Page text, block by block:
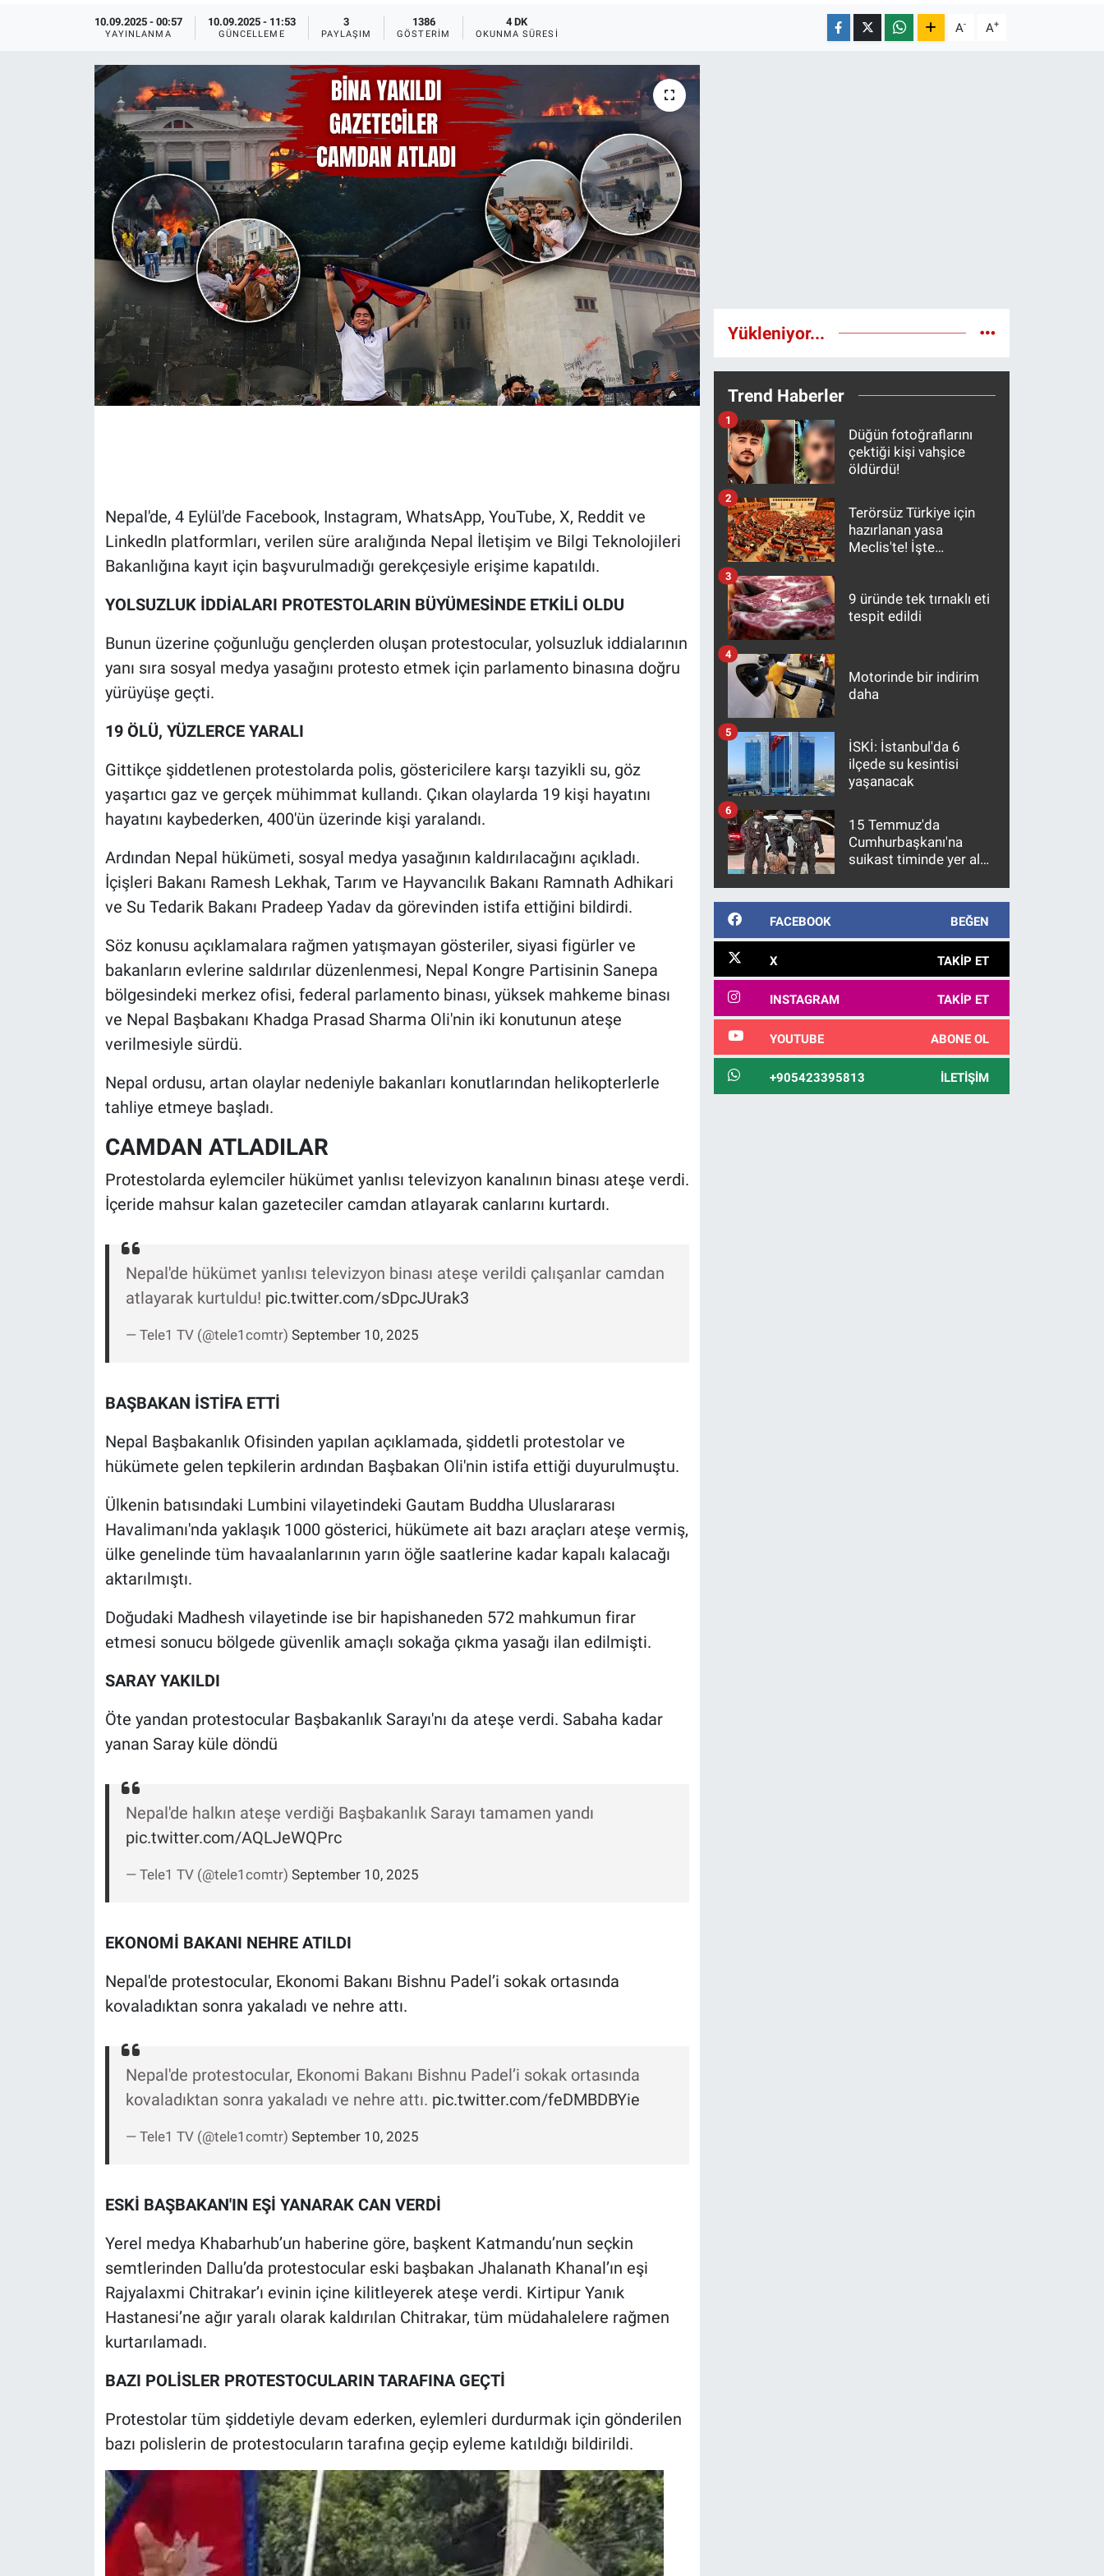
10.09.2025 - 00:57
YAYINLANMA
10.09.2025 - 11:53
GÜNCELLEME
3
PAYLAŞIM
1386
GÖSTERIM
4 DK
OKUNMA SÜRESI A- A+
Nepal'de, 4 Eylül'de Facebook, Instagram, WhatsApp, YouTube, X, Reddit ve
LinkedIn platformları, verilen süre aralığında Nepal İletişim ve Bilgi Teknolojileri
Bakanlığına kayıt için başvurulmadığı gerekçesiyle erişime kapatıldı.
YOLSUZLUK İDDİALARI PROTESTOLARIN BÜYÜMESİNDE ETKİLİ OLDU
Bunun üzerine çoğunluğu gençlerden oluşan protestocular, yolsuzluk iddialarının
yanı sıra sosyal medya yasağını protesto etmek için parlamento binasına doğru
yürüyüşe geçti.
19 ÖLÜ, YÜZLERCE YARALI
Gittikçe şiddetlenen protestolarda polis, göstericilere karşı tazyikli su, göz
yaşartıcı gaz ve gerçek mühimmat kullandı. Çıkan olaylarda 19 kişi hayatını
hayatını kaybederken, 400'ün üzerinde kişi yaralandı.
Ardından Nepal hükümeti, sosyal medya yasağının kaldırılacağını açıkladı.
İçişleri Bakanı Ramesh Lekhak, Tarım ve Hayvancılık Bakanı Ramnath Adhikari
ve Su Tedarik Bakanı Pradeep Yadav da görevinden istifa ettiğini bildirdi.
Söz konusu açıklamalara rağmen yatışmayan gösteriler, siyasi figürler ve
bakanların evlerine saldırılar düzenlenmesi, Nepal Kongre Partisinin Sanepa
bölgesindeki merkez ofisi, federal parlamento binası, yüksek mahkeme binası
ve Nepal Başbakanı Khadga Prasad Sharma Oli'nin iki konutunun ateşe
verilmesiyle sürdü.
Nepal ordusu, artan olaylar nedeniyle bakanları konutlarından helikopterlerle
tahliye etmeye başladı.
CAMDAN ATLADILAR
Protestolarda eylemciler hükümet yanlısı televizyon kanalının binası ateşe verdi.
İçeride mahsur kalan gazeteciler camdan atlayarak canlarını kurtardı.
Nepal'de hükümet yanlısı televizyon binası ateşe verildi çalışanlar camdan
atlayarak kurtuldu! pic.twitter.com/sDpcJUrak3
— Tele1 TV (@tele1comtr) September 10, 2025
BAŞBAKAN İSTİFA ETTİ
Nepal Başbakanlık Ofisinden yapılan açıklamada, şiddetli protestolar ve
hükümete gelen tepkilerin ardından Başbakan Oli'nin istifa ettiği duyurulmuştu.
Ülkenin batısındaki Lumbini vilayetindeki Gautam Buddha Uluslararası
Havalimanı'nda yaklaşık 1000 gösterici, hükümete ait bazı araçları ateşe vermiş,
ülke genelinde tüm havaalanlarının yarın öğle saatlerine kadar kapalı kalacağı
aktarılmıştı.
Doğudaki Madhesh vilayetinde ise bir hapishaneden 572 mahkumun firar
etmesi sonucu bölgede güvenlik amaçlı sokağa çıkma yasağı ilan edilmişti.
SARAY YAKILDI
Öte yandan protestocular Başbakanlık Sarayı'nı da ateşe verdi. Sabaha kadar
yanan Saray küle döndü
Nepal'de halkın ateşe verdiği Başbakanlık Sarayı tamamen yandı
pic.twitter.com/AQLJeWQPrc
— Tele1 TV (@tele1comtr) September 10, 2025
EKONOMİ BAKANI NEHRE ATILDI
Nepal'de protestocular, Ekonomi Bakanı Bishnu Padel’i sokak ortasında
kovaladıktan sonra yakaladı ve nehre attı.
Nepal'de protestocular, Ekonomi Bakanı Bishnu Padel’i sokak ortasında
kovaladıktan sonra yakaladı ve nehre attı. pic.twitter.com/feDMBDBYie
— Tele1 TV (@tele1comtr) September 10, 2025
ESKİ BAŞBAKAN'IN EŞİ YANARAK CAN VERDİ
Yerel medya Khabarhub’un haberine göre, başkent Katmandu’nun seçkin
semtlerinden Dallu’da protestocular eski başbakan Jhalanath Khanal’ın eşi
Rajyalaxmi Chitrakar’ı evinin içine kilitleyerek ateşe verdi. Kirtipur Yanık
Hastanesi’ne ağır yaralı olarak kaldırılan Chitrakar, tüm müdahalelere rağmen
kurtarılamadı.
BAZI POLİSLER PROTESTOCULARIN TARAFINA GEÇTİ
Protestolar tüm şiddetiyle devam ederken, eylemleri durdurmak için gönderilen
bazı polislerin de protestocuların tarafına geçip eyleme katıldığı bildirildi.
Yükleniyor...
Trend Haberler
Düğün fotoğraflarını
çektiği kişi vahşice
öldürdü!
1
Terörsüz Türkiye için
hazırlanan yasa
Meclis'te! İşte
2
9 üründe tek tırnaklı eti
tespit edildi
3
Motorinde bir indirim
daha
4
İSKİ: İstanbul'da 6
ilçede su kesintisi
yaşanacak
5
15 Temmuz'da
Cumhurbaşkanı'na
suikast timinde yer alan
10 yıl sonra yakalandı
6
FACEBOOK BEĞEN
X TAKIP ET
INSTAGRAM TAKIP ET
YOUTUBE ABONE OL
+905423395813 İLETIŞIM
Ege'den Esintiler
Eğlence
Ekonomi
Gerçeğin İzinde
Gün Bitiyor
Gün Ortası
Gündem Özel
Koronavirüs
Ne demişti
Programlar
Teknoloji
Türkiye'nin Geleceği
Türkiye'nin Gündemi
Yerel Gündem
Yerel Yaşam
Canlı Yayın